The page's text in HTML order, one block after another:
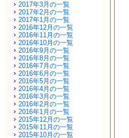
2017年3月の一覧
2017年2月の一覧
2017年1月の一覧
2016年12月の一覧
2016年11月の一覧
2016年10月の一覧
2016年9月の一覧
2016年8月の一覧
2016年7月の一覧
2016年6月の一覧
2016年5月の一覧
2016年4月の一覧
2016年3月の一覧
2016年2月の一覧
2016年1月の一覧
2015年12月の一覧
2015年11月の一覧
2015年10月の一覧